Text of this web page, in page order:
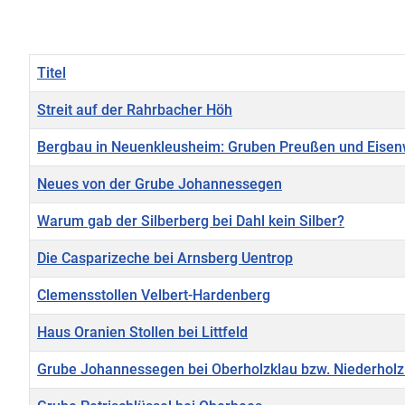
Titel
Streit auf der Rahrbacher Höh
Bergbau in Neuenkleusheim: Gruben Preußen und
Neues von der Grube Johannessegen
Warum gab der Silberberg bei Dahl kein Silber?
Die Casparizeche bei Arnsberg Uentrop
Clemensstollen Velbert-Hardenberg
Haus Oranien Stollen bei Littfeld
Grube Johannessegen bei Oberholzklau bzw.